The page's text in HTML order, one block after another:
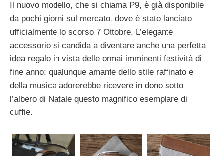
Il nuovo modello, che si chiama P9, è già disponibile
da pochi giorni sul mercato, dove è stato lanciato
ufficialmente lo scorso 7 Ottobre. L’elegante
accessorio si candida a diventare anche una perfetta
idea regalo in vista delle ormai imminenti festività di
fine anno: qualunque amante dello stile raffinato e
della musica adorerebbe ricevere in dono sotto
l’albero di Natale questo magnifico esemplare di
cuffie.